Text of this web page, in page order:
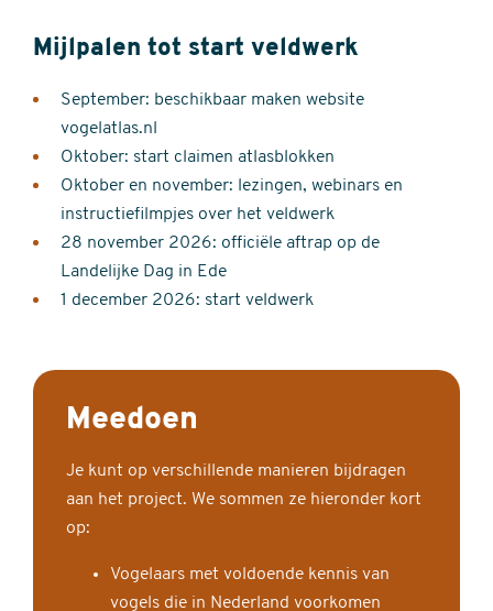
Mijlpalen tot start veldwerk
September: beschikbaar maken website
vogelatlas.nl
Oktober: start claimen atlasblokken
Oktober en november: lezingen, webinars en
instructiefilmpjes over het veldwerk
28 november 2026: officiële aftrap op de
Landelijke Dag in Ede
1 december 2026: start veldwerk
Meedoen
Je kunt op verschillende manieren bijdragen
aan het project. We sommen ze hieronder kort
op:
Vogelaars met voldoende kennis van
vogels die in Nederland voorkomen